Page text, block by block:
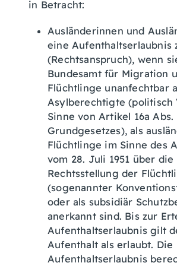
in Betracht:
Ausländerinnen und
eine Aufenthaltserlaubnis
(Rechtsanspruch), wenn
Bundesamt für Migration
Flüchtlinge unanfechtbar
Asylberechtigte (politisch
Sinne von Artikel 16a Abs.
Grundgesetzes), als
Flüchtlinge im Sinne des
vom 28. Juli 1951 über die
Rechtsstellung der
(sogenannter
oder als subsidiär
anerkannt sind. Bis zur
Aufenthaltserlaubnis gilt
Aufenthalt als erlaubt. Die
Aufenthaltserlaubnis